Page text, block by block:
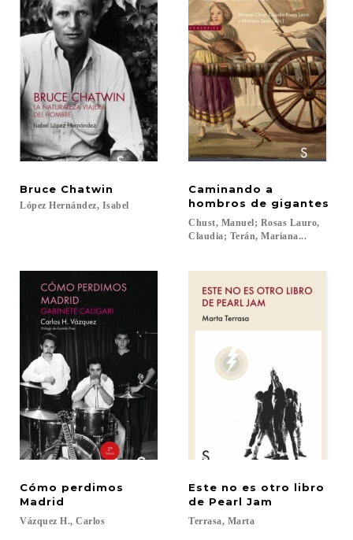
Bruce Chatwin
López Hernández, Isabel
Caminando a
hombros de gigantes
Chust, Manuel; Rosas Lauro,
Claudia; Terán, Mariana...
Cómo perdimos
Madrid
Vázquez H., Carlos
Este no es otro libro
de Pearl Jam
Terrasa, Marta